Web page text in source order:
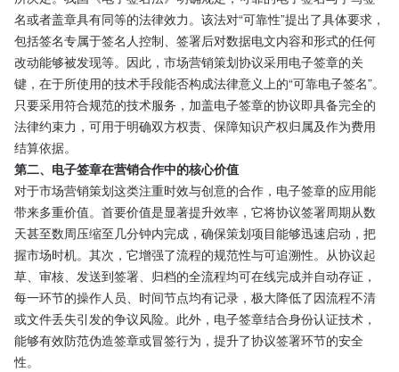
名或者盖章具有同等的法律效力。该法对“可靠性”提出了具体要求，
包括签名专属于签名人控制、签署后对数据电文内容和形式的任何
改动能够被发现等。因此，市场营销策划协议采用电子签章的关
键，在于所使用的技术手段能否构成法律意义上的“可靠电子签名”。
只要采用符合规范的技术服务，加盖电子签章的协议即具备完全的
法律约束力，可用于明确双方权责、保障知识产权归属及作为费用
结算依据。
第二、电子签章在营销合作中的核心价值
对于市场营销策划这类注重时效与创意的合作，电子签章的应用能
带来多重价值。首要价值是显著提升效率，它将协议签署周期从数
天甚至数周压缩至几分钟内完成，确保策划项目能够迅速启动，把
握市场时机。其次，它增强了流程的规范性与可追溯性。从协议起
草、审核、发送到签署、归档的全流程均可在线完成并自动存证，
每一环节的操作人员、时间节点均有记录，极大降低了因流程不清
或文件丢失引发的争议风险。此外，电子签章结合身份认证技术，
能够有效防范伪造签章或冒签行为，提升了协议签署环节的安全
性。